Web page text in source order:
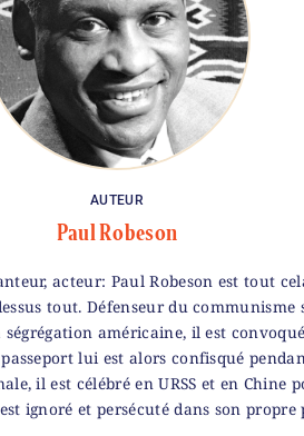
AUTEUR
Paul Robeson
acteur: Paul Robeson est tout
tout. Défenseur du communisme
américaine, il est
passeport lui est alors confisqué
il est célébré en URSS et en Chine
ignoré et persécuté dans son propre